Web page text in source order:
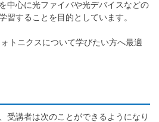
中心に光ファイバや光デバイスなどの
習することを目的としています。
トニクスについて学びたい方へ最適
受講者は次のことができるようになり